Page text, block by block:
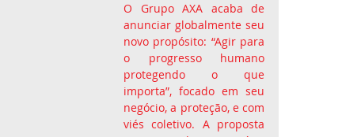
O Grupo AXA acaba de
anunciar globalmente seu
novo propósito: “Agir para
o progresso humano
protegendo o que
importa”, focado em seu
negócio, a proteção, e com
viés coletivo. A proposta